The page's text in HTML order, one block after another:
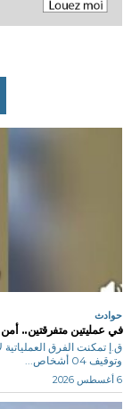
حوادث
في عمليتين متفرقتين..
ق.إ تمكنت الفرق
وتوقيف 04 أشخاص...
6 أغسطس 2026